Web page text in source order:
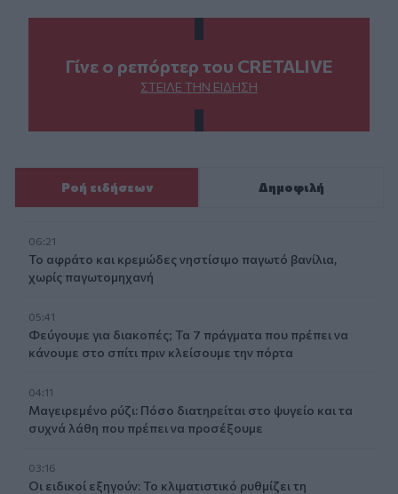
Γίνε ο ρεπόρτερ του CRETALIVE
ΣΤΕΊΛΕ ΤΗΝ ΕΊΔΗΣΗ
Ροή ειδήσεων Δημοφιλή
06:21
Το αφράτο και κρεμώδες νηστίσιμο παγωτό βανίλια,
χωρίς παγωτομηχανή
05:41
Φεύγουμε για διακοπές; Τα 7 πράγματα που πρέπει να
κάνουμε στο σπίτι πριν κλείσουμε την πόρτα
04:11
Μαγειρεμένο ρύζι: Πόσο διατηρείται στο ψυγείο και τα
συχνά λάθη που πρέπει να προσέξουμε
03:16
Οι ειδικοί εξηγούν: Το κλιματιστικό ρυθμίζει τη